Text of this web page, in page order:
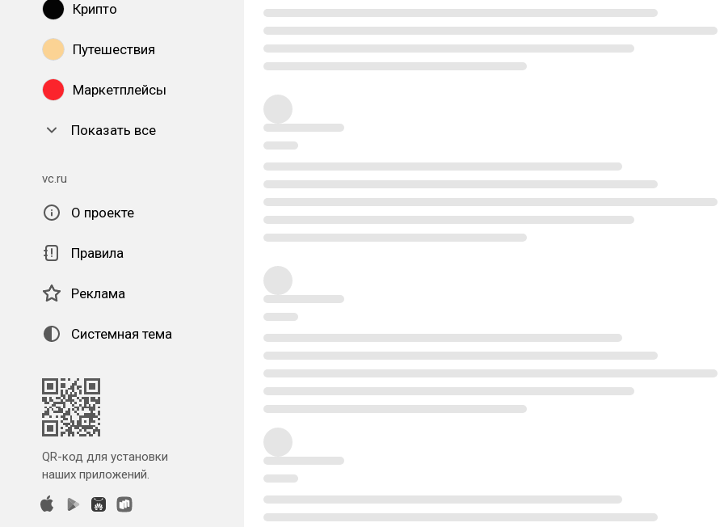
Крипто
Путешествия
Маркетплейсы
Показать все
vc.ru
О проекте
Правила
Реклама
Системная тема
QR-код для установки
наших приложений.